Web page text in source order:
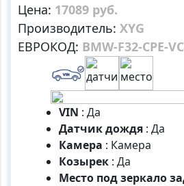
Цена: 17089 руб.
Производитель: XYG
ЕВРОКОД: BMW-F32-CPE-
VIN : Да
Датчик дождя: Да
Камера : Камера
Козырек: Да
Место под зеркало